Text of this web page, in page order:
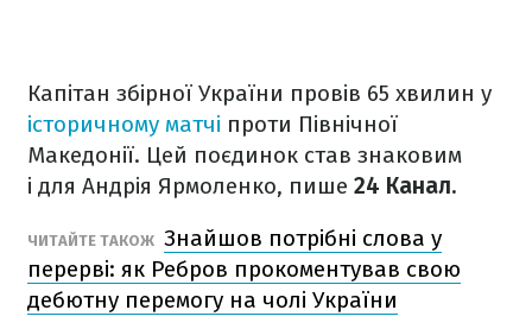
Капітан збірної України провів 65 хвилин у
історичному матчі проти Північної
Македонії. Цей поєдинок став знаковим
і для Андрія Ярмоленко, пише 24 Канал.
ЧИТАЙТЕ ТАКОЖ Знайшов потрібні слова у
перерві: як Ребров прокоментував свою
дебютну перемогу на чолі України